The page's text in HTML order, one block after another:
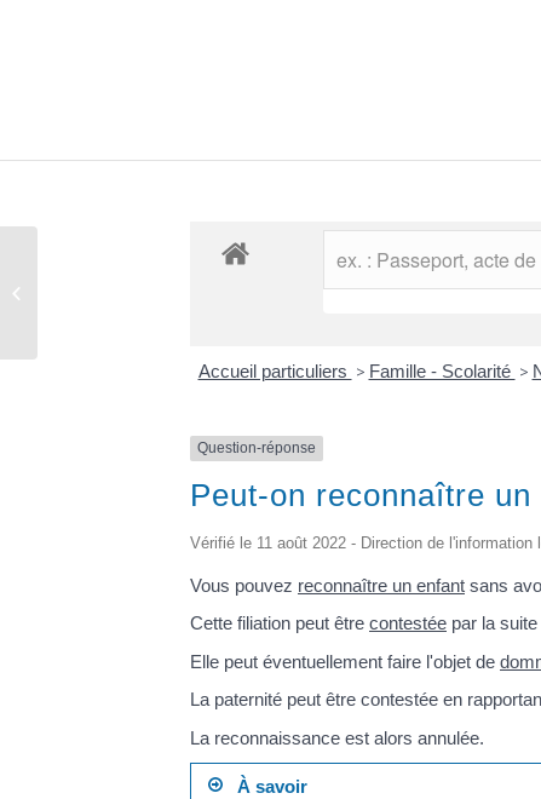
Accueil particuliers > Famille - Scolarité >
Question-réponse
Peut-on reconnaître
Vérifié le 11 août 2022 - Direction de
Vous pouvez reconnaître un enfant sans
Cette filiation peut être contestée par la
Elle peut éventuellement faire l'objet de
La paternité peut être contestée en
La reconnaissance est alors annulée.
À savoir